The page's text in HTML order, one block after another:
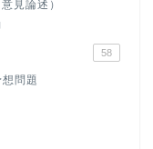
見論述）
58
問題